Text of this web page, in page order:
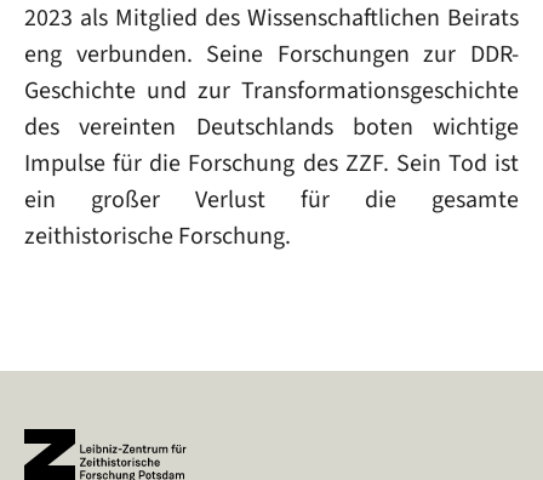
2023 als Mitglied des Wissenschaftlichen Beirats
eng verbunden. Seine Forschungen zur DDR-
Geschichte und zur Transformationsgeschichte
des vereinten Deutschlands boten wichtige
Impulse für die Forschung des ZZF. Sein Tod ist
ein großer Verlust für die gesamte
zeithistorische Forschung.